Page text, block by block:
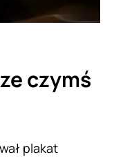
czymś
plakat